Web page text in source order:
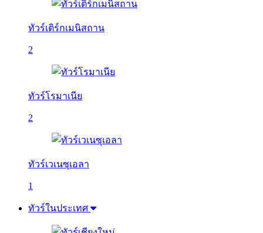
ทัวร์เติร์กเมนิสถาน
2
ทัวร์โรมาเนีย
2
ทัวร์เวเนซุเอลา
1
ทัวร์ในประเทศ